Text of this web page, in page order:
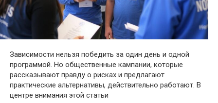
Зависимости нельзя победить за один день и одной
программой. Но общественные кампании, которые
рассказывают правду о рисках и предлагают
практические альтернативы, действительно работают. В
центре внимания этой статьи